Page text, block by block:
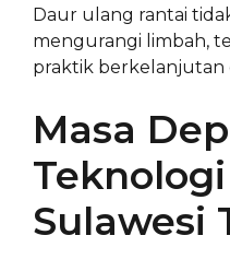
Daur ulang rantai
mengurangi limbah,
praktik berkelanjutan
Masa
Sulawesi